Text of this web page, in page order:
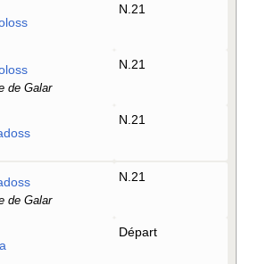
N.21
de Galar
N.21
N.21
de Galar
N.21
Départ